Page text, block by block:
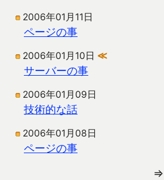
2006年01月11日
ページの事
2006年01月10日 ≪
サーバーの事
2006年01月09日
技術的な話
2006年01月08日
ページの事
⇒